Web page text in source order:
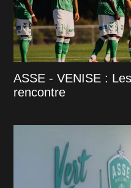
ASSE - VENISE :
rencontre